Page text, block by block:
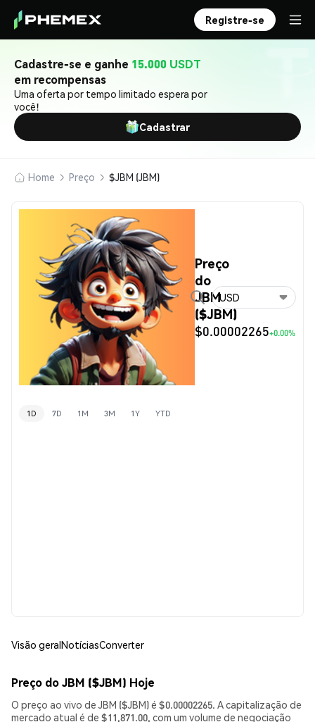
Registre-se
Cadastre-se e ganhe 15.000 USDT
em recompensas
Uma oferta por tempo limitado espera por
você!
Cadastrar
Home Preço $JBM (JBM)
Preço
do
JBM
($JBM)
$0.00002265+0.00%
USD
1D 7D 1M 3M 1Y YTD
Visão geralNotíciasConverter
Preço do JBM ($JBM) Hoje
O preço ao vivo de JBM ($JBM) é $0.00002265. A capitalização de
mercado atual é de $11,871.00, com um volume de negociação